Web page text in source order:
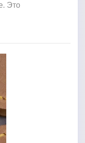
Это